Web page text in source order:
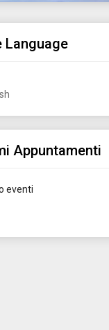
Language
Appuntamenti
eventi